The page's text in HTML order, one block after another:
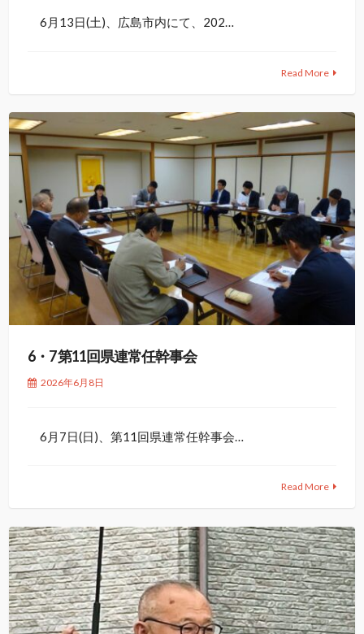
6月13日(土)、広島市内にて、202…
Read More
6・7 第11回県連常任幹事会
2026年6月8日
6月7日(日)、第11回県連常任幹事会…
Read More